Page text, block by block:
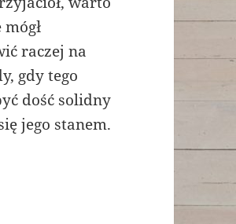
raczej na
gdy tego
dość solidny
jego stanem.